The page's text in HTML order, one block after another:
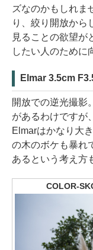
ズなのかもしれま
り、絞り開放から
見ることの欲望が
したい人のために
Elmar 3.5cm
開放での逆光撮影
があるわけですが
Elmarはかなり大
の木のボケも暴れ
あるという考え方
COLOR-